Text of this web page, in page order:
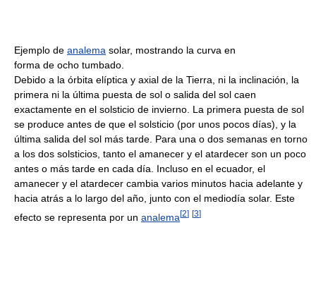
Ejemplo de analema solar, mostrando la curva en
forma de ocho tumbado.
Debido a la órbita elíptica y axial de la Tierra, ni la inclinación, la
primera ni la última puesta de sol o salida del sol caen
exactamente en el solsticio de invierno. La primera puesta de sol
se produce antes de que el solsticio (por unos pocos días), y la
última salida del sol más tarde. Para una o dos semanas en torno
a los dos solsticios, tanto el amanecer y el atardecer son un poco
antes o más tarde en cada día. Incluso en el ecuador, el
amanecer y el atardecer cambia varios minutos hacia adelante y
hacia atrás a lo largo del año, junto con el mediodía solar. Este
efecto se representa por un analema[2] [3]